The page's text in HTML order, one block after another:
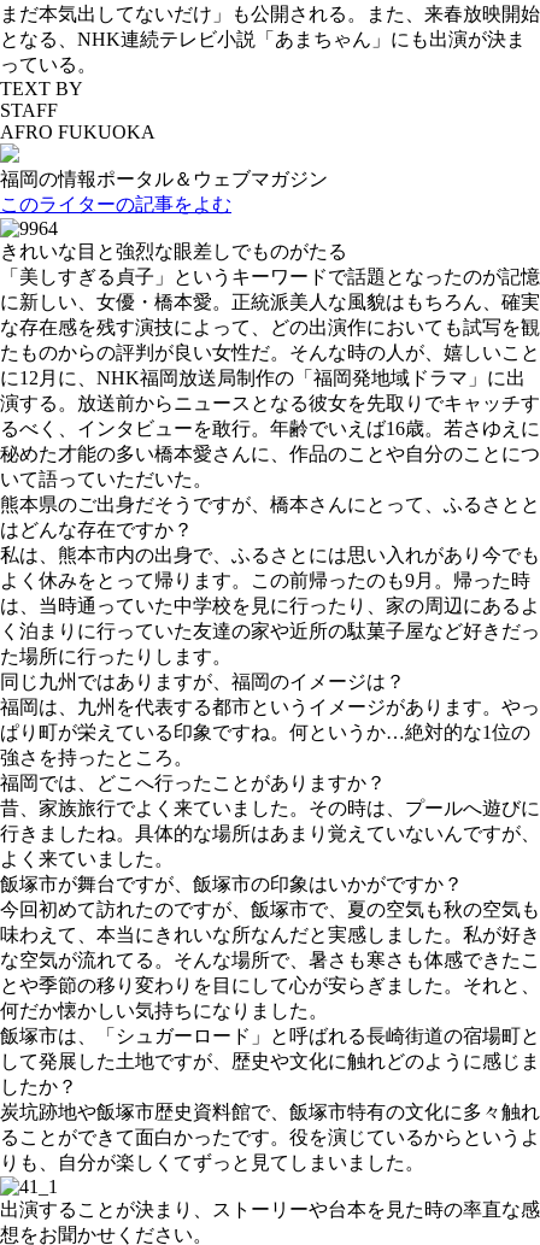
まだ本気出してないだけ」も公開される。また、来春放映開始
となる、NHK連続テレビ小説「あまちゃん」にも出演が決ま
っている。
TEXT BY
STAFF
AFRO FUKUOKA
福岡の情報ポータル＆ウェブマガジン
このライターの記事をよむ
きれいな目と強烈な眼差しでものがたる
「美しすぎる貞子」というキーワードで話題となったのが記憶
に新しい、女優・橋本愛。正統派美人な風貌はもちろん、確実
な存在感を残す演技によって、どの出演作においても試写を観
たものからの評判が良い女性だ。そんな時の人が、嬉しいこと
に12月に、NHK福岡放送局制作の「福岡発地域ドラマ」に出
演する。放送前からニュースとなる彼女を先取りでキャッチす
るべく、インタビューを敢行。年齢でいえば16歳。若さゆえに
秘めた才能の多い橋本愛さんに、作品のことや自分のことにつ
いて語っていただいた。
熊本県のご出身だそうですが、橋本さんにとって、ふるさとと
はどんな存在ですか？
私は、熊本市内の出身で、ふるさとには思い入れがあり今でも
よく休みをとって帰ります。この前帰ったのも9月。帰った時
は、当時通っていた中学校を見に行ったり、家の周辺にあるよ
く泊まりに行っていた友達の家や近所の駄菓子屋など好きだっ
た場所に行ったりします。
同じ九州ではありますが、福岡のイメージは？
福岡は、九州を代表する都市というイメージがあります。やっ
ぱり町が栄えている印象ですね。何というか…絶対的な1位の
強さを持ったところ。
福岡では、どこへ行ったことがありますか？
昔、家族旅行でよく来ていました。その時は、プールへ遊びに
行きましたね。具体的な場所はあまり覚えていないんですが、
よく来ていました。
飯塚市が舞台ですが、飯塚市の印象はいかがですか？
今回初めて訪れたのですが、飯塚市で、夏の空気も秋の空気も
味わえて、本当にきれいな所なんだと実感しました。私が好き
な空気が流れてる。そんな場所で、暑さも寒さも体感できたこ
とや季節の移り変わりを目にして心が安らぎました。それと、
何だか懐かしい気持ちになりました。
飯塚市は、「シュガーロード」と呼ばれる長崎街道の宿場町と
して発展した土地ですが、歴史や文化に触れどのように感じま
したか？
炭坑跡地や飯塚市歴史資料館で、飯塚市特有の文化に多々触れ
ることができて面白かったです。役を演じているからというよ
りも、自分が楽しくてずっと見てしまいました。
出演することが決まり、ストーリーや台本を見た時の率直な感
想をお聞かせください。